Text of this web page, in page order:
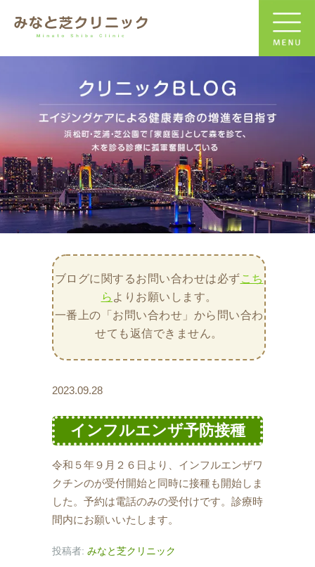
ブログに関するお問い合わせは必ずこち
ら よりお願いします。
一番上の「お問い合わせ」から問い合わ
せても返信できません。
2023.09.28
インフルエンザ予防接種
令和５年９月２６日より、インフルエンザワ
クチンのが受付開始と同時に接種も開始しま
した。予約は電話のみの受付けです。診療時
間内にお願いいたします。
投稿者: みなと芝クリニック